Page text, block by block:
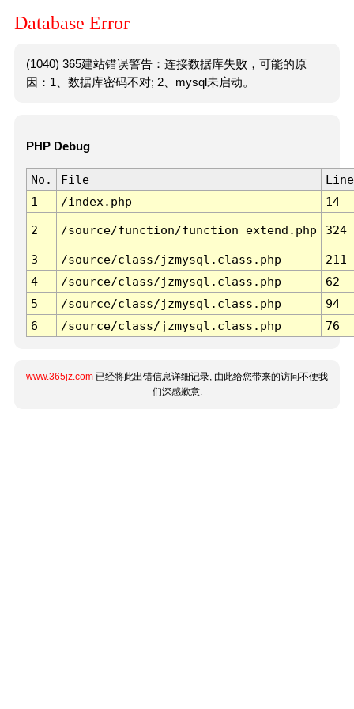
Database Error
(1040) 365建站错误警告：连接数据库失败，可能的原
因：1、数据库密码不对; 2、mysql未启动。
PHP Debug
No. File
Line
1
/index.php 14
2 /source/function/function_extend.php 324
3 /source/class/jzmysql.class.php
211
4
/source/class/jzmysql.class.php
62
5
/source/class/jzmysql.class.php
94
6
/source/class/jzmysql.class.php 76
www.365jz.com 已经将此出错信息详细记录, 由此给您带来的访问不便我
们深感歉意.